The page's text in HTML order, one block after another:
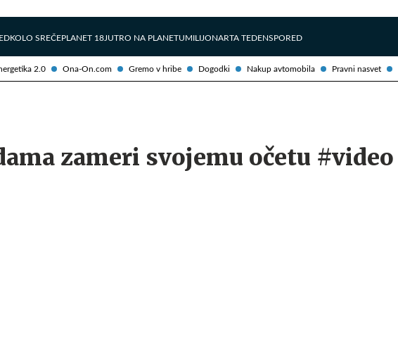
2.0 Ona-On.com Gremo v hribe Dogodki Nakup avtomobila Pravni nasvet
KOLO SREČEPLANET 18JUTRO NA PLANETUMILIJONARTA TEDENSPORED
zameri svojemu očetu #video